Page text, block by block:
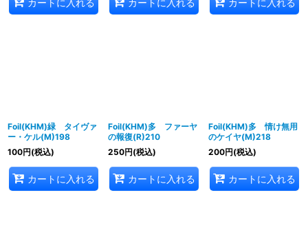
Foil(KHM)緑 タイヴァ
ー・ケル(M)198
100円(税込)
カートに入れる
Foil(KHM)多 ファーヤ
の報復(R)210
250円(税込)
カートに入れる
Foil(KHM)多 情け無用
のケイヤ(M)218
200円(税込)
カートに入れる